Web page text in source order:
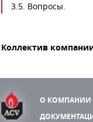
3.5. Вопросы.
Коллектив компании
О КОМПАНИИ